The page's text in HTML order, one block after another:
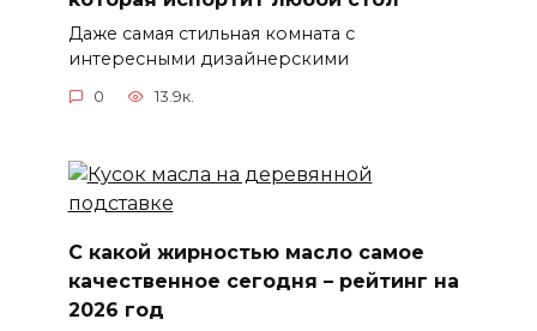
Даже самая стильная комната с
интересными дизайнерскими
0 13.9к.
С какой жирностью масло самое
качественное сегодня – рейтинг на
2026 год